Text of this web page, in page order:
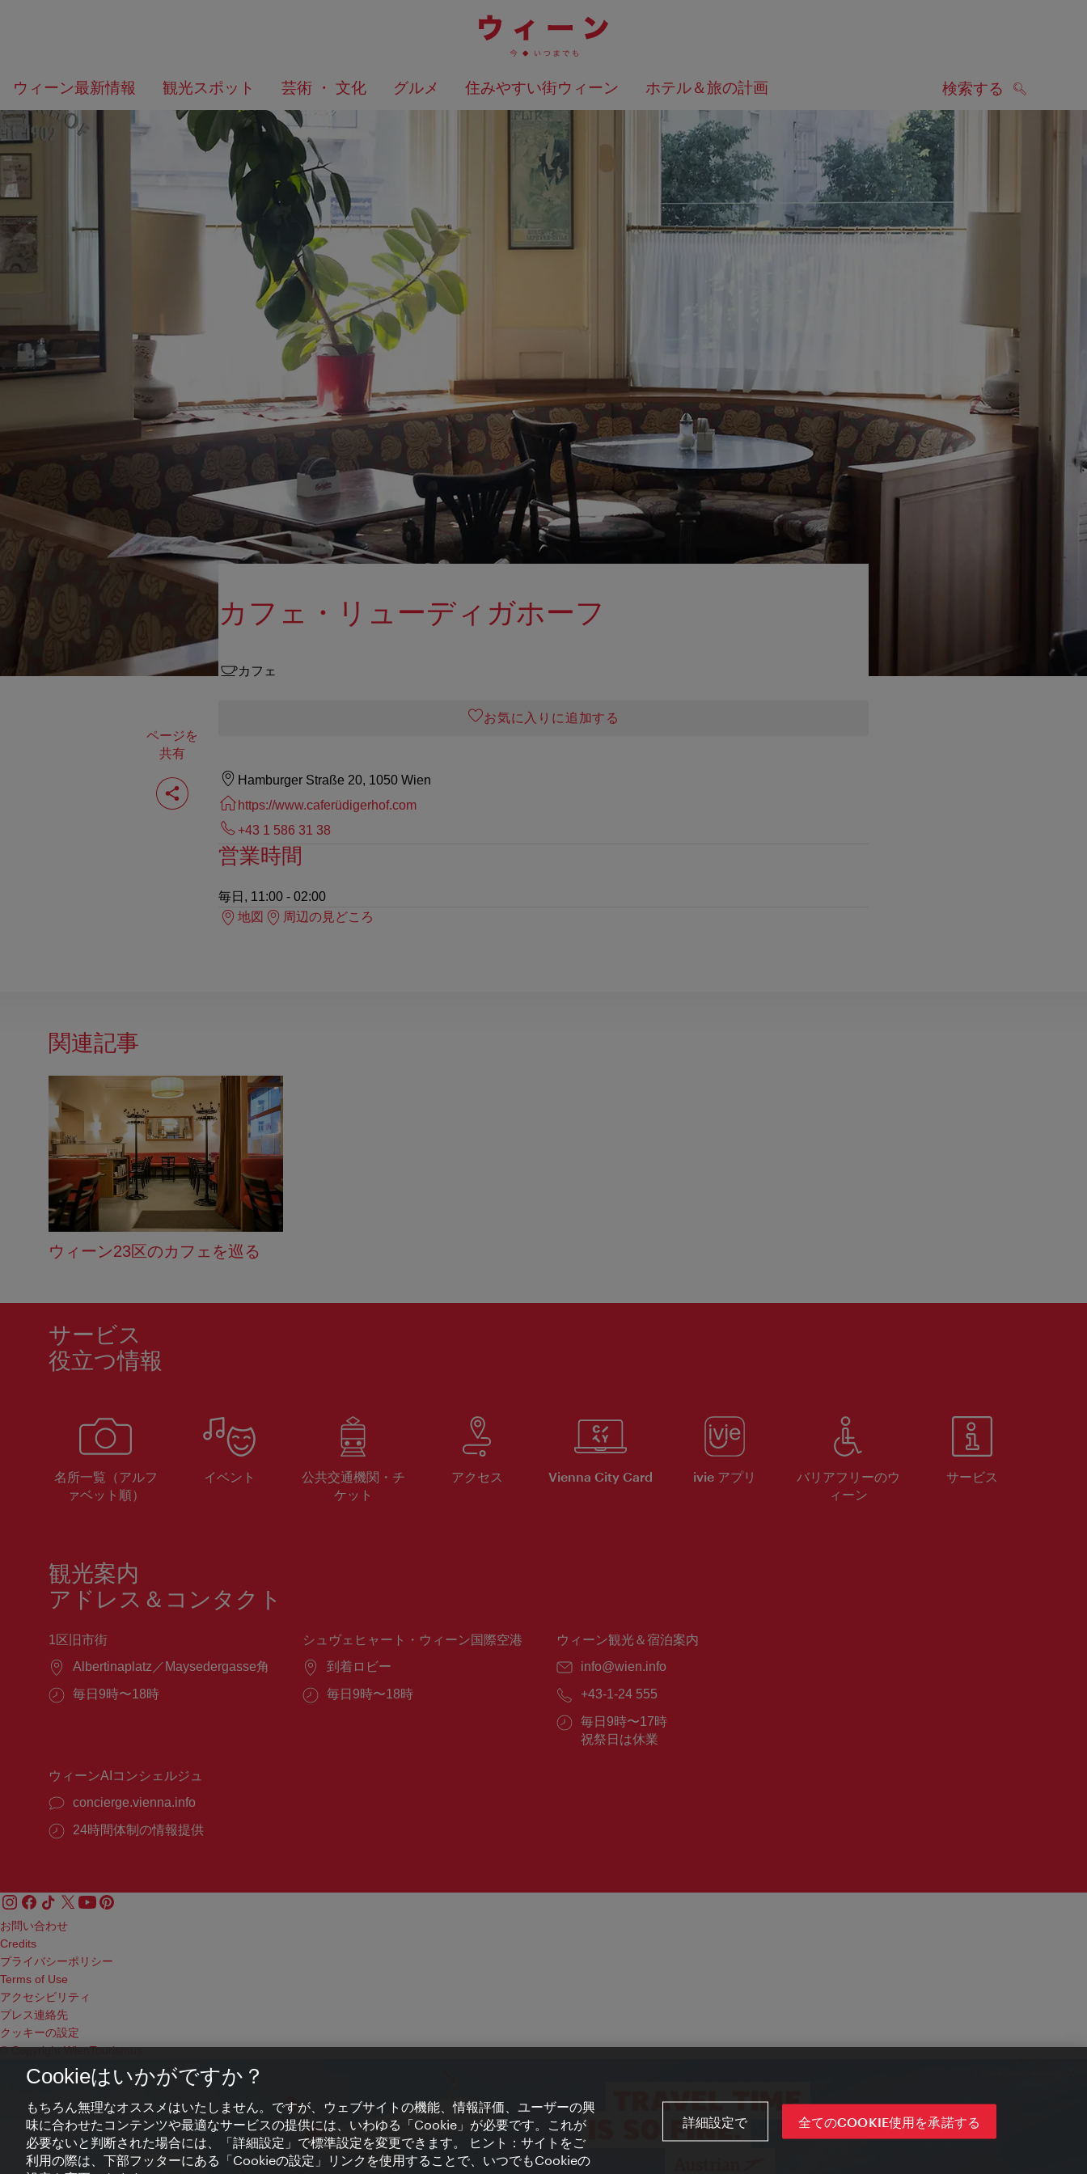
ニ
ー
へ
の
ー
ジ
の
ト
ッ
プ
へ
ウィーン最新情報 観光スポット 芸術 ・ 文化 グルメ 住みやすい街ウィーン ホテル＆旅の計画 検索する
何
を
お
探
し
で
す
か？
検索結果を地図上に表示します 検索する
ページを
共有
ペ
ー
ジ
カフェ・リューディガホーフ
カフェ
お気に入りに追加する
Hamburger Straße 20, 1050 Wien
https://www.caferüdigerhof.com
+43 1 586 31 38
営業時間
毎日, 11:00 - 02:00
地図
周辺の見どころ
関連記事
ウィーン23区のカフェを巡る
サービス
役立つ情報
名所一覧（アルフ
ァベット順）
イベント
公共交通機関・チ
ケット
アクセス Vienna City Card ivie アプリ
バリアフリーのウ
ィーン
サービス
観光案内
アドレス＆コンタクト
1区旧市街
場
Albertinaplatz／Maysedergasse角
営
毎日9時〜18時
シュヴェヒャート・ウィーン国際空港
場
到着ロビー
営
毎日9時〜18時
ウィーン観光＆宿泊案内
E
ー
ル：
info@wien.info
電
番
号：
+43-1-24 555
営
業
毎日9時〜17時
祝祭日は休業
ウィーンAIコンシェルジュ
concierge.vienna.info
24時間体制の情報提供
お問い合わせ
Credits
プライバシーポリシー
Terms of Use
アクセシビリティ
プレス連絡先
クッキーの設定
© Copyright WienTourismus
Cookieはいかがですか？
もちろん無理なオススメはいたしません。ですが、ウェブサイトの機能、情報評価、ユーザーの興
味に合わせたコンテンツや最適なサービスの提供には、いわゆる「Cookie」が必要です。これが
必要ないと判断された場合には、「詳細設定」で標準設定を変更できます。 ヒント：サイトをご
利用の際は、下部フッターにある「Cookieの設定」リンクを使用することで、いつでもCookieの
詳細設定で 全てのCOOKIE使用を承諾する